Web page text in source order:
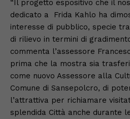
“Il progetto espositivo che il
dedicato a Frida Kahlo ha
interesse di pubblico, specie
di rilievo in termini di
commenta l’assessore
prima che la mostra sia
come nuovo Assessore alla
Comune di Sansepolcro, di
l’attrattiva per richiamare
splendida Città anche durante